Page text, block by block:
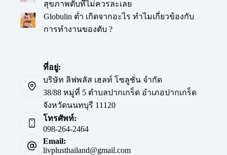
สุขภาพตับที่ไม่ควรละเลย
Globulin ต่ำ เกิดจากอะไร ทำไมเกี่ยวข้องกับ
การทำงานของตับ ?
ที่อยู่:
บริษัท ลิฟพลัส เฮลท์ โซลูชั่น จำกัด
38/88 หมู่ที่ 5 ตำบลปากเกร็ด อำเภอปากเกร็ด
จังหวัดนนทบุรี 11120
โทรศัพท์:
098-264-2464
Email:
livplusthailand@gmail.com